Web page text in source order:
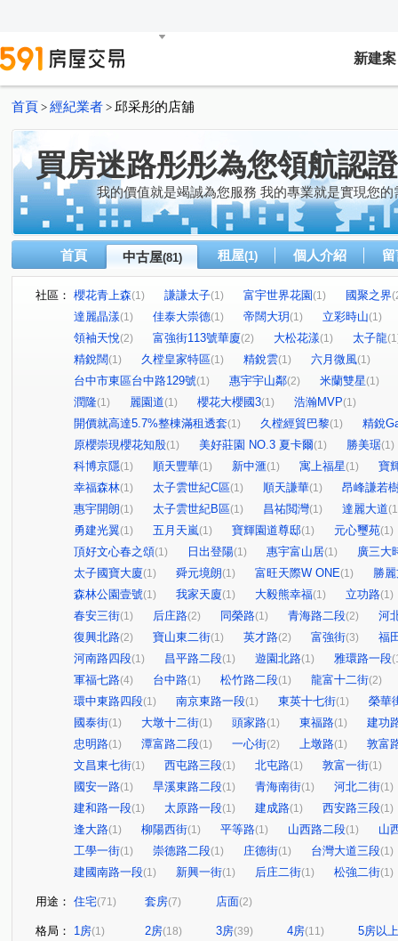
新建案
首頁 > 經紀業者 > 邱采彤的店舖
買房迷路彤彤為您領航認證
我的價值就是竭誠為您服務 我的專業就是實現您的
首頁 中古屋(81) 租屋(1) 個人介紹
社區： 櫻花青上森(1) 謙謙太子(1) 富宇世界花園(1) 國聚之界
達麗晶漾(1) 佳泰大崇德(1) 帝闊大玥(1) 立彩時山(1)
領袖天悅(2) 富強街113號華廈(2) 大松花漾(1) 太子龍
精銳闊(1) 久樘皇家特區(1) 精銳雲(1) 六月微風(1)
台中市東區台中路129號(1) 惠宇宇山鄰(2) 米蘭雙星(1)
潤隆(1) 麗園道(1) 櫻花大櫻國3(1) 浩瀚MVP(1)
開價就高達5.7%整棟滿租透套(1) 久樘經貿巴黎(1)
精銳
原櫻崇現櫻花知殷(1) 美好莊園 NO.3 夏卡爾(1) 勝美琚(1)
科博京隱(1) 順天豐華(1) 新中滙(1) 寓上福星(1)
寶
幸福森林(1) 太子雲世紀C區(1) 順天謙華(1)
昂峰謙若
惠宇開朗(1) 太子雲世紀B區(1) 昌祐閲灣(1) 達麗大道
勇建光翼(1) 五月天嵐(1) 寶輝園道尊邸(1) 元心璽苑(1)
頂好文心春之頌(1) 日出登陽(1) 惠宇富山居(1)
廣三大
太子國寶大廈(1) 舜元境朗(1) 富旺天際W ONE(1)
勝
森林公園壹號(1) 我家天廈(1) 大毅熊幸福(1) 立功路(1)
春安三街(1) 后庄路(2) 同榮路(1) 青海路二段(2)
河
復興北路(2) 寶山東二街(1) 英才路(2) 富強街(3)
福
河南路四段(1) 昌平路二段(1) 遊園北路(1) 雅環路一段
軍福七路(4) 台中路(1) 松竹路二段(1) 龍富十二街(2)
環中東路四段(1) 南京東路一段(1) 東英十七街(1)
榮華
國泰街(1) 大墩十二街(1) 頭家路(1) 東福路(1)
建功
忠明路(1) 潭富路二段(1) 一心街(2) 上墩路(1)
敦富
文昌東七街(1) 西屯路三段(1) 北屯路(1) 敦富一街(1)
國安一路(1) 旱溪東路二段(1) 青海南街(1) 河北二街(1)
建和路一段(1) 太原路一段(1) 建成路(1) 西安路三段(1)
逢大路(1) 柳陽西街(1) 平等路(1) 山西路二段(1)
山
工學一街(1) 崇德路二段(1) 庄德街(1) 台灣大道三段(1)
建國南路一段(1) 新興一街(1) 后庄二街(1) 松強二街(1)
用途： 住宅(71) 套房(7) 店面(2)
格局： 1房(1) 2房(18) 3房(39) 4房(11) 5房以上